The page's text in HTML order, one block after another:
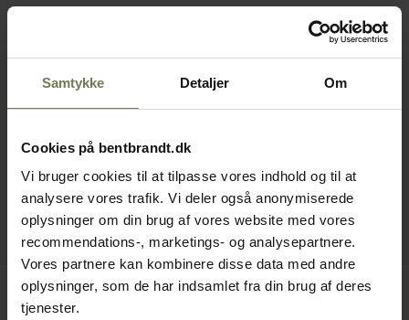
Samtykke Detaljer Om
Cookies på bentbrandt.dk
Vi bruger cookies til at tilpasse vores indhold og til at
analysere vores trafik. Vi deler også anonymiserede
oplysninger om din brug af vores website med vores
recommendations-, marketings- og analysepartnere.
Vores partnere kan kombinere disse data med andre
oplysninger, som de har indsamlet fra din brug af deres
tjenester.